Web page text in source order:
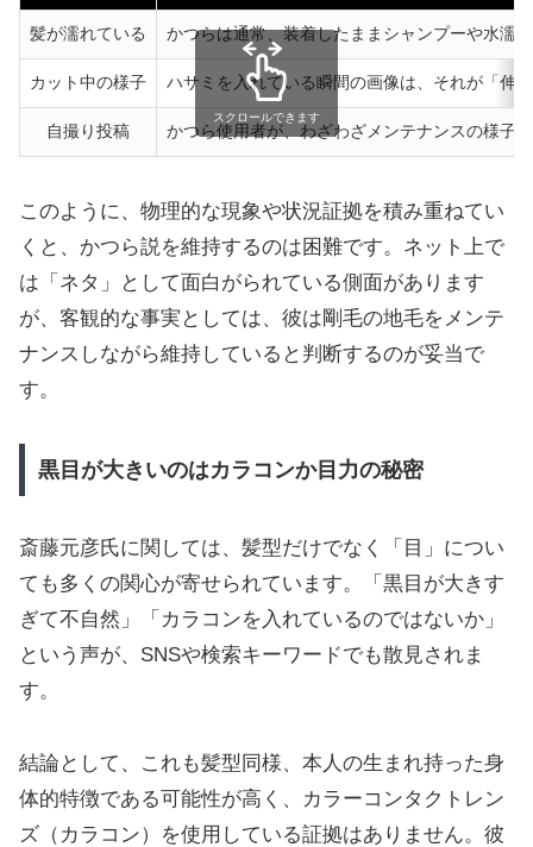
髪が濡れている かつらは通常、装着したままシャンプーや水濡
カット中の様子 ハサミを入れている瞬間の画像は、それが「伸
自撮り投稿 かつら使用者が、わざわざメンテナンスの様子
スクロールできます
このように、物理的な現象や状況証拠を積み重ねてい
くと、かつら説を維持するのは困難です。ネット上で
は「ネタ」として面白がられている側面があります
が、客観的な事実としては、彼は剛毛の地毛をメンテ
ナンスしながら維持していると判断するのが妥当で
す。
黒目が大きいのはカラコンか目力の秘密
斎藤元彦氏に関しては、髪型だけでなく「目」につい
ても多くの関心が寄せられています。「黒目が大きす
ぎて不自然」「カラコンを入れているのではないか」
という声が、SNSや検索キーワードでも散見されま
す。
結論として、これも髪型同様、本人の生まれ持った身
体的特徴である可能性が高く、カラーコンタクトレン
ズ（カラコン）を使用している証拠はありません。彼